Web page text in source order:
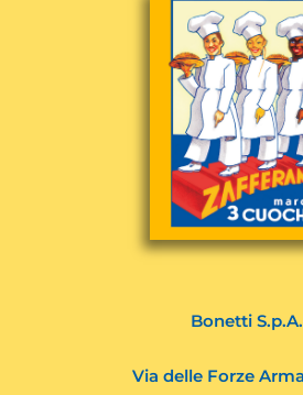
Bonetti S.p.A.
Via delle Forze